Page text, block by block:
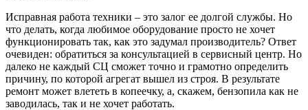
Исправная работа техники – это залог ее долгой службы. Но
что делать, когда любимое оборудование просто не хочет
функционировать так, как это задумал производитель? Ответ
очевиден: обратиться за консультацией в сервисный центр. Но
далеко не каждый СЦ сможет точно и грамотно определить
причину, по которой агрегат вышел из строя. В результате
ремонт может влететь в копеечку, а, скажем, бензопила как не
заводилась, так и не хочет работать.